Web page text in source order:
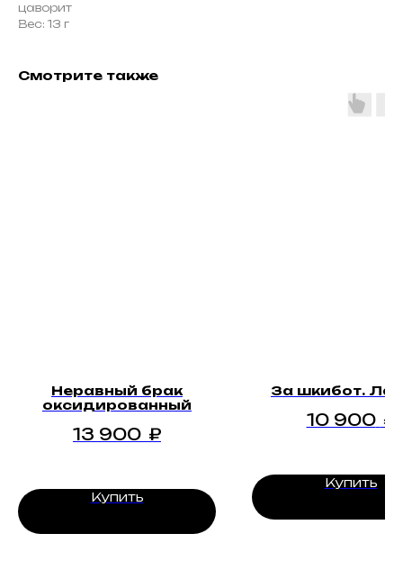
цаворит
Вес: 13 г
Смотрите также
Неравный брак
оксидированный
13 900 ₽
Купить
За шкибот.
10 900 ₽
Купить